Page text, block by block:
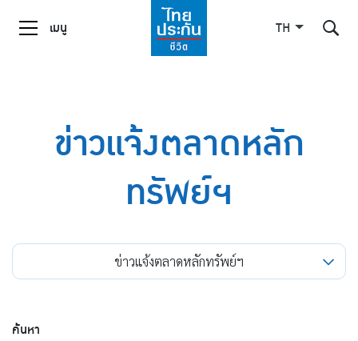
เมนู TH
ข่าวแจ้งตลาดหลัก
ทรัพย์ฯ
ข่าวแจ้งตลาดหลักทรัพย์ฯ
ค้นหา